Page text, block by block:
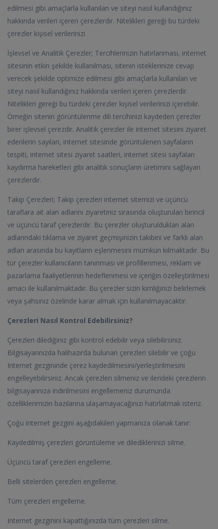
edilmesi gibi amaçlarla kullanılan ve siteyi nasıl kullandığınız
hakkında verileri içeren çerezlerdir. Nitelikleri gereği bu türdeki
çerezler kişisel verilerinizi
İşlevsel ve Analitik Çerezler; Tercihlerinizin hatırlanması, internet
sitesinin etkin şekilde kullanılması, sitenin isteklerinize cevap
verecek şekilde optimize edilmesi gibi amaçlarla kullanılan ve
siteyi nasıl kullandığınız hakkında verileri içeren çerezlerdir.
Nitelikleri gereği bu türdeki çerezler kişisel verilerinizi içerebilir.
Örneğin sitenin görüntülenme dili tercihinizi kaydeden çerezler
birer işlevsel çerezdir. Analitik çerezler ile internet sitesini ziyaret
edenlerin sayıları, internet sitesinde görüntülenen sayfaların
tespiti, internet sitesi ziyaret saatleri, internet sitesi sayfaları
kaydırma hareketleri gibi analitik sonuçların üretimini sağlayan
çerezlerdir.
Takip Çerezleri; Takip çerezleri internet sitemizi ve üçüncü
taraflara ait alan adlarını ziyaretiniz sırasında oluşturulan birincil
ve üçüncü taraf çerezlerdir. Bu çerezler oluşturuldukları alan
adlarındaki tıklama ve ziyaret geçmişinizin takibini ve farklı alan
adları arasında bu kayıtların eşlenmesini mümkün kılmaktadır. Bu
tür çerezler kullanıcıların tanınması ve profillenmesi, reklam ve
pazarlama faaliyetlerinin hedeflenmesi ve içeriğin özelleştirilmesi
amacı ile kullanılmaktadır. Bu çerezler sizin kimliğinizi belirlemek
veya şahsınız özelinde karar almak için kullanılmayacaktır.
Çerezleri Nasıl Kontrol Edebilirsiniz?
Çerezleri dilediğiniz gibi kontrol edebilir veya silebilirsiniz.
Bilgisayarınızda halihazırda bulunan çerezleri silebilir ve çoğu
Internet gezgininde çerez kaydedilmesini/yerleştirilmesini
engelleyebilirsiniz. Ancak çerezleri silmeniz ve ilerideki çerezlerin
bilgisayarınıza indirilmesini engellemeniz durumunda
özelliklerimizin bazılarına ulaşamayacağınızı hatırlatmak isteriz.
Çoğu internet gezgini aşağıdakileri yapmanıza olanak tanır:
Kaydedilmiş çerezleri görüntüleme ve dilediklerinizi silme.
Üçüncü taraf çerezleri engelleme.
Belli sitelerden çerezleri engelleme.
Tüm çerezleri engelleme.
Internet gezginini kapattığınızda tüm çerezleri silme.